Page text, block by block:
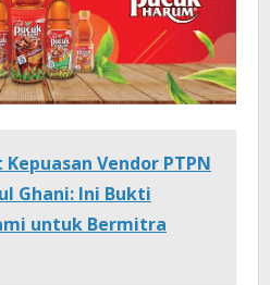
Vendor PTPN
Ghani: Ini Bukti
untuk Bermitra